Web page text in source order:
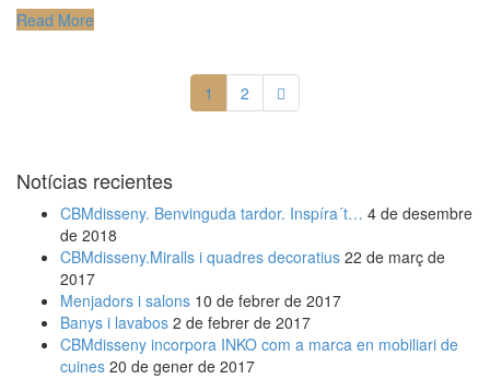
Read More
1 2
Notícias recientes
CBMdisseny. Benvinguda tardor. Inspíra´t… 4 de desembre
de 2018
CBMdisseny.Miralls i quadres decoratius 22 de març de
2017
Menjadors i salons 10 de febrer de 2017
Banys i lavabos 2 de febrer de 2017
CBMdisseny incorpora INKO com a marca en mobiliari de
cuines 20 de gener de 2017